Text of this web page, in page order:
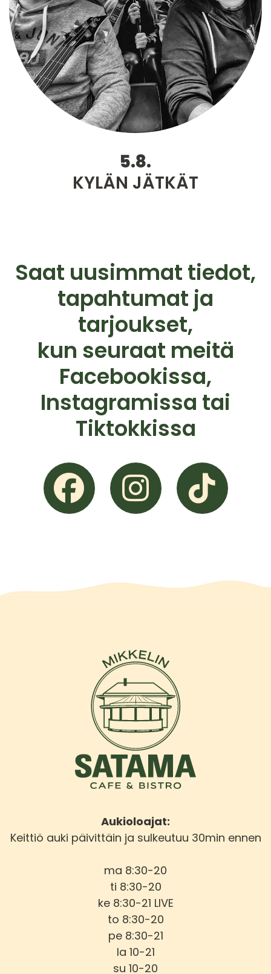
5.8.
KYLÄN JÄTKÄT
Saat uusimmat tiedot,
tapahtumat ja
tarjoukset,
kun seuraat meitä
Facebookissa,
Instagramissa tai
Tiktokkissa
Aukioloajat:
Keittiö auki päivittäin ja sulkeutuu 30min ennen
ma 8:30-20
ti 8:30-20
ke 8:30-21 LIVE
to 8:30-20
pe 8:30-21
la 10-21
su 10-20